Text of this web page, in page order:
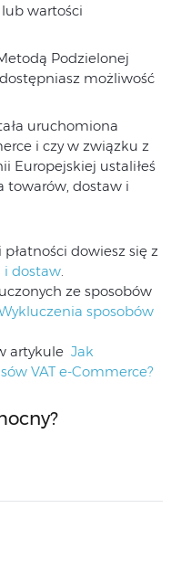
wartości
Podzielonej
możliwość
uruchomiona
i czy w związku z
Europejskiej ustaliłeś
towarów, dostaw i
dowiesz się z
i dostaw
ze sposobów
sposobów
artykule Jak
VAT e-Commerce?